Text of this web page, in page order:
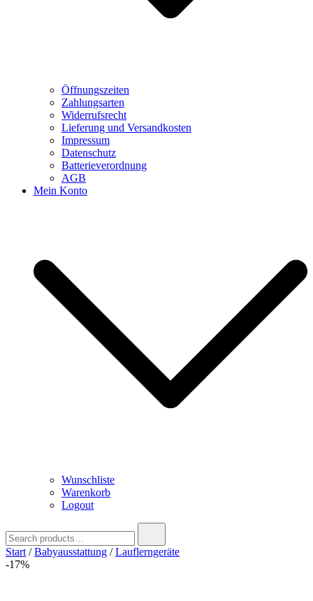
Öffnungszeiten
Zahlungsarten
Widerrufsrecht
Lieferung und Versandkosten
Impressum
Datenschutz
Batterieverordnung
AGB
Mein Konto
Wunschliste
Warenkorb
Logout
for:
Start /Babyausstattung /Lauflerngeräte
-17%